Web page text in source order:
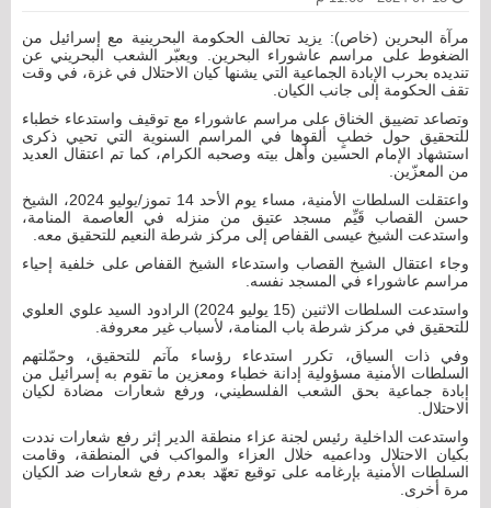
مرآة البحرين (خاص): يزيد تحالف الحكومة البحرينية مع إسرائيل من
الضغوط على مراسم عاشوراء البحرين. ويعبّر الشعب البحريني عن
تنديده بحرب الإبادة الجماعية التي يشنها كيان الاحتلال في غزة، في وقت
تقف الحكومة إلى جانب الكيان.
وتصاعد تضييق الخناق على مراسم عاشوراء مع توقيف واستدعاء خطباء
للتحقيق حول خطبٍ ألقوها في المراسم السنوية التي تحيي ذكرى
استشهاد الإمام الحسين وأهل بيته وصحبه الكرام، كما تم اعتقال العديد
من المعزّين.
واعتقلت السلطات الأمنية، مساء يوم الأحد 14 تموز/يوليو 2024، الشيخ
حسن القصاب قَيِّم مسجد عتيق من منزله في العاصمة المنامة،
واستدعت الشيخ عيسى القفاص إلى مركز شرطة النعيم للتحقيق معه.
وجاء اعتقال الشيخ القصاب واستدعاء الشيخ القفاص على خلفية إحياء
مراسم عاشوراء في المسجد نفسه.
واستدعت السلطات الاثنين (15 يوليو 2024) الرادود السيد علوي العلوي
للتحقيق في مركز شرطة باب المنامة، لأسباب غير معروفة.
وفي ذات السياق، تكرر استدعاء رؤساء مآتم للتحقيق، وحمّلتهم
السلطات الأمنية مسؤولية إدانة خطباء ومعزين ما تقوم به إسرائيل من
إبادة جماعية بحق الشعب الفلسطيني، ورفع شعارات مضادة لكيان
الاحتلال.
واستدعت الداخلية رئيس لجنة عزاء منطقة الدير إثر رفع شعارات نددت
بكيان الاحتلال وداعميه خلال العزاء والمواكب في المنطقة، وقامت
السلطات الأمنية بإرغامه على توقيع تعهّد بعدم رفع شعارات ضد الكيان
مرة أخرى.